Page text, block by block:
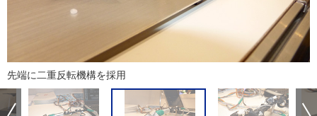
先端に二重反転機構を採用